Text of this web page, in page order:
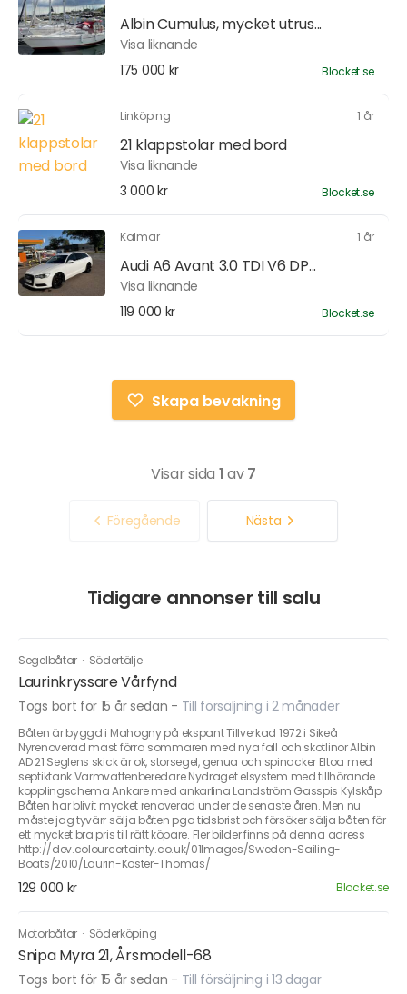
Albin Cumulus, mycket utrus...
Visa liknande
175 000 kr
Blocket.se
Linköping 1 år
21 klappstolar med bord
Visa liknande
3 000 kr
Blocket.se
Kalmar 1 år
Audi A6 Avant 3.0 TDI V6 DP...
Visa liknande
119 000 kr
Blocket.se
Skapa bevakning
Visar sida 1av7
Föregående Nästa
Tidigare annonser till salu
Segelbåtar · Södertälje
Laurinkryssare Vårfynd
Togs bort för 15 år sedan - Till försäljning i 2 månader
Båten är byggd i Mahogny på ekspant Tillverkad 1972 i Sikeå
Nyrenoverad mast förra sommaren med nya fall och skotlinor Albin
AD 21 Seglens skick är ok, storsegel, genua och spinacker Eltoa med
septiktank Varmvattenberedare Nydraget elsystem med tillhörande
kopplingschema Ankare med ankarlina Landström Gasspis Kylskåp
Båten har blivit mycket renoverad under de senaste åren. Men nu
måste jag tyvärr sälja båten pga tidsbrist och försöker sälja båten för
ett mycket bra pris till rätt köpare. Fler bilder finns på denna adress
http://dev.colourcertainty.co.uk/01Images/Sweden-Sailing-
Boats/2010/Laurin-Koster-Thomas/
129 000 kr Blocket.se
Motorbåtar · Söderköping
Snipa Myra 21, Årsmodell-68
Togs bort för 15 år sedan - Till försäljning i 13 dagar